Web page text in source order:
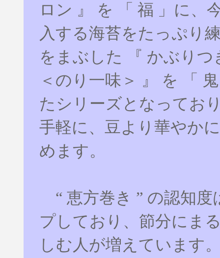
ロン 』 を 「 福 」に、
入する海苔をたっぷり
をまぶした 『 かぶりつ
＜のり一味＞ 』 を 「
たシリーズとなってお
手軽に、豆より華やか
めます。
“ 恵方巻き ” の認知度
プしており、節分にま
しむ人が増えています